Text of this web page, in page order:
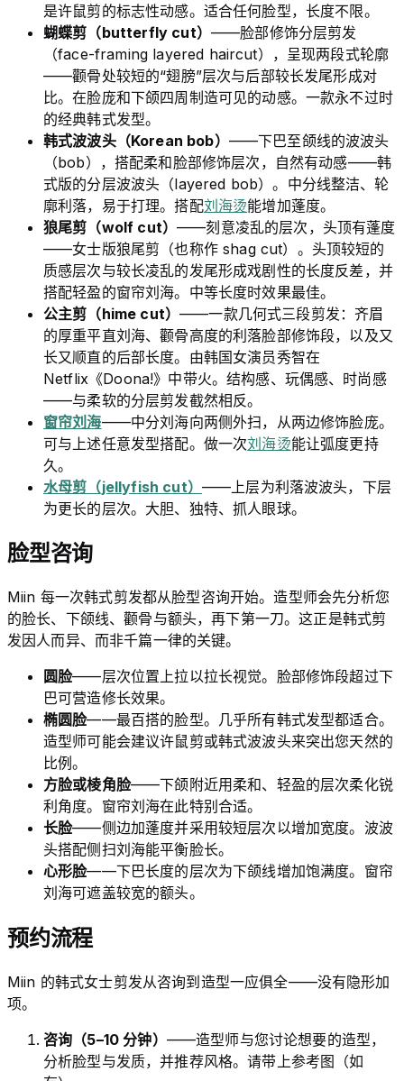
是许鼠剪的标志性动感。适合任何脸型，长度不限。
蝴蝶剪（butterfly cut） ——脸部修饰分层剪发
（face-framing layered haircut），呈现两段式轮廓
——颧骨处较短的“翅膀”层次与后部较长发尾形成对
比。在脸庞和下颌四周制造可见的动感。一款永不过时
的经典韩式发型。
韩式波波头（Korean bob） ——下巴至颌线的波波头
（bob），搭配柔和脸部修饰层次，自然有动感——韩
式版的分层波波头（layered bob）。中分线整洁、轮
廓利落，易于打理。搭配刘海烫能增加蓬度。
狼尾剪（wolf cut）——刻意凌乱的层次，头顶有蓬度
——女士版狼尾剪（也称作 shag cut）。头顶较短的
质感层次与较长凌乱的发尾形成戏剧性的长度反差，并
搭配轻盈的窗帘刘海。中等长度时效果最佳。
公主剪（hime cut）——一款几何式三段剪发：齐眉
的厚重平直刘海、颧骨高度的利落脸部修饰段，以及又
长又顺直的后部长度。由韩国女演员秀智在
Netflix《Doona!》中带火。结构感、玩偶感、时尚感
——与柔软的分层剪发截然相反。
窗帘刘海——中分刘海向两侧外扫，从两边修饰脸庞。
可与上述任意发型搭配。做一次刘海烫能让弧度更持
久。
水母剪（jellyfish cut） ——上层为利落波波头，下层
为更长的层次。大胆、独特、抓人眼球。
脸型咨询
Miin 每一次韩式剪发都从脸型咨询开始。造型师会先分析您
的脸长、下颌线、颧骨与额头，再下第一刀。这正是韩式剪
发因人而异、而非千篇一律的关键。
圆脸——层次位置上拉以拉长视觉。脸部修饰段超过下
巴可营造修长效果。
椭圆脸——最百搭的脸型。几乎所有韩式发型都适合。
造型师可能会建议许鼠剪或韩式波波头来突出您天然的
比例。
方脸或棱角脸——下颌附近用柔和、轻盈的层次柔化锐
利角度。窗帘刘海在此特别合适。
长脸——侧边加蓬度并采用较短层次以增加宽度。波波
头搭配侧扫刘海能平衡脸长。
心形脸——下巴长度的层次为下颌线增加饱满度。窗帘
刘海可遮盖较宽的额头。
预约流程
Miin 的韩式女士剪发从咨询到造型一应俱全——没有隐形加
项。
咨询（5–10 分钟） ——造型师与您讨论想要的造型，
分析脸型与发质，并推荐风格。请带上参考图（如